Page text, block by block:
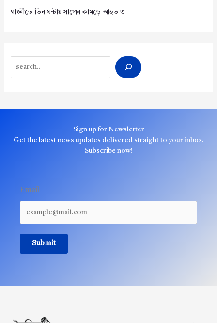
গাংনীতে তিন ঘন্টায় সাপের কামড়ে আহত ৩
Sign up for Newsletter
Get the latest news updates delivered straight to your inbox.
Subscribe now!
Email
Submit